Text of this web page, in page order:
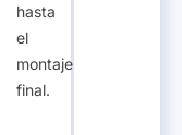
del
material
hasta
el